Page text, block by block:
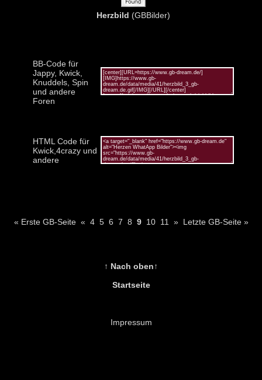
Herzbild (GBBilder)
BB-Code für
Jappy, Kwick,
Knuddels, Spin
und andere
Foren
HTML Code für
Kwick,4crazy und
andere
« Erste GB-Seite « 4 5 6 7 8 9 10 11 » Letzte GB-Seite »
↑ Nach oben↑
Startseite
Impressum